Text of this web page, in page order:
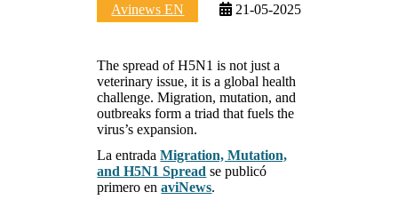
Avinews EN 21-05-2025
The spread of H5N1 is not just a
veterinary issue, it is a global health
challenge. Migration, mutation, and
outbreaks form a triad that fuels the
virus’s expansion.
La entradaMigration, Mutation,
and H5N1 Spread se publicó
primero enaviNews.